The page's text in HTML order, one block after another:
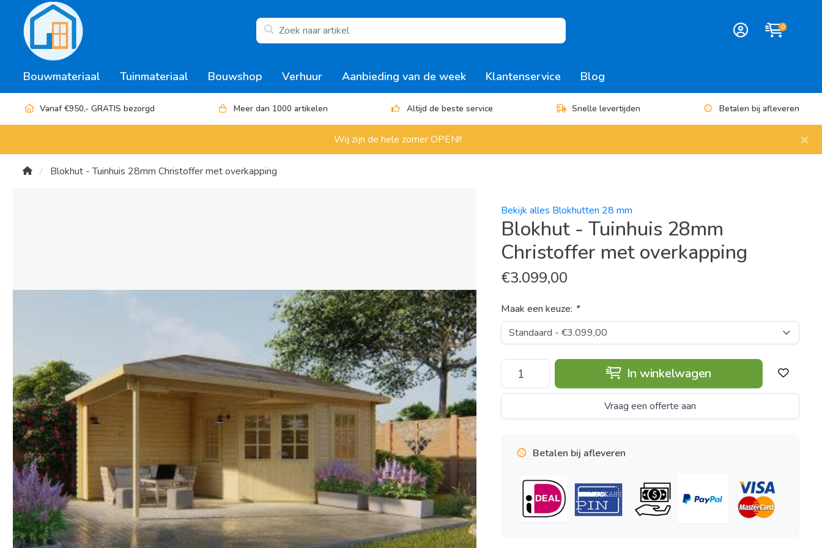
0
Bouwmateriaal Tuinmateriaal Bouwshop Verhuur Aanbieding van de week Klantenservice Blog
Vanaf €950,- GRATIS bezorgd Meer dan 1000 artikelen Altijd de beste service Snelle levertijden Betalen bij afleveren
Wij zijn de hele zomer OPEN!! ×
Blokhut - Tuinhuis 28mm Christoffer met overkapping
Bekijk alles Blokhutten 28 mm
Blokhut - Tuinhuis 28mm
Christoffer met overkapping
€3.099,00
Maak een keuze: *
In winkelwagen
Vraag een offerte aan
Betalen bij afleveren